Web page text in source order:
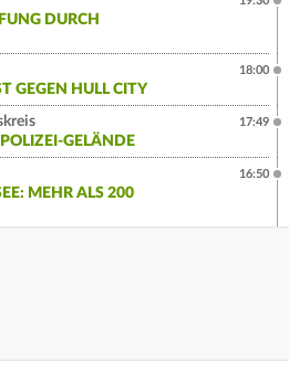
DURCH
GEGEN HULL CITY
18:00
GELÄNDE
17:49
MEHR ALS 200
16:50